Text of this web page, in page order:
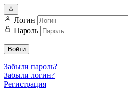
Логин
Пароль
Войти
Забыли пароль?
Забыли логин?
Регистрация